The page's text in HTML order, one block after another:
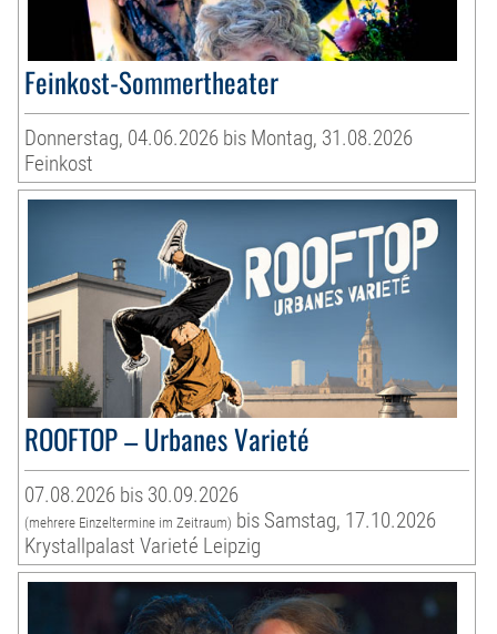
Feinkost-Sommertheater
Donnerstag, 04.06.2026 bis Montag, 31.08.2026
Feinkost
ROOFTOP – Urbanes Varieté
07.08.2026 bis 30.09.2026
(mehrere Einzeltermine im Zeitraum) bis Samstag, 17.10.2026
Krystallpalast Varieté Leipzig